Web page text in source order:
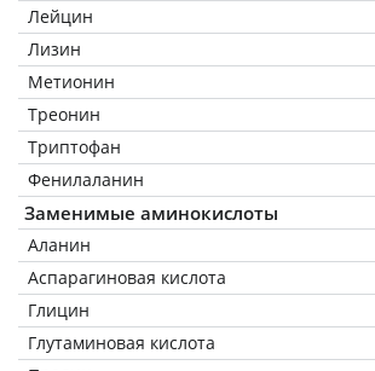
Лейцин
Лизин
Метионин
Треонин
Триптофан
Фенилаланин
Заменимые аминокислоты
Аланин
Аспарагиновая кислота
Глицин
Глутаминовая кислота